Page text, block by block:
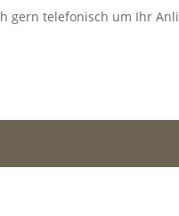
gern telefonisch um Ihr